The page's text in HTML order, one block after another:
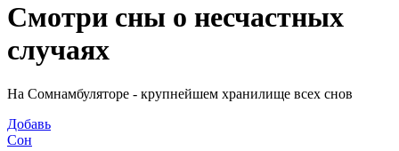
Смотри сны о несчастных
случаях
На Сомнамбуляторе - крупнейшем хранилище всех снов
Добавь
Сон